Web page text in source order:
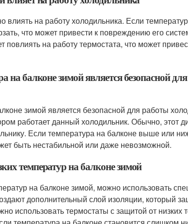
влиять на работу холодильника. Если
что может привести к повреждению его
на работу термостата, что может
на балконе зимой является безопасной
зимой является безопасной для работы
работает данный холодильник. Обычно, этот
Если температура на балконе выше или
быть нестабильной или даже невозможной.
температур на балконе зимой
на балконе зимой, можно использовать
дополнительный слой изоляции, который
использовать термостаты с защитой от низких